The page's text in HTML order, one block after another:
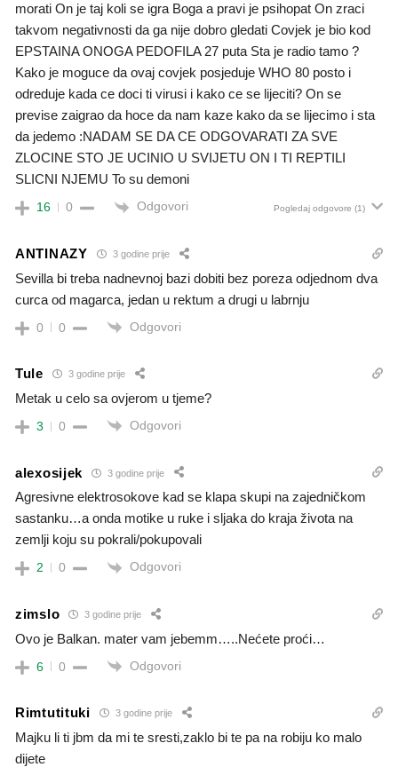
morati On je taj koli se igra Boga a pravi je psihopat On zraci
takvom negativnosti da ga nije dobro gledati Covjek je bio kod
EPSTAINA ONOGA PEDOFILA 27 puta Sta je radio tamo ?
Kako je moguce da ovaj covjek posjeduje WHO 80 posto i
odreduje kada ce doci ti virusi i kako ce se lijeciti? On se
previse zaigrao da hoce da nam kaze kako da se lijecimo i sta
da jedemo :NADAM SE DA CE ODGOVARATI ZA SVE
ZLOCINE STO JE UCINIO U SVIJETU ON I TI REPTILI
SLICNI NJEMU To su demoni
16 0 Odgovori Pogledaj odgovore (1)
ANTINAZY 3 godine prije
Sevilla bi treba nadnevnoj bazi dobiti bez poreza odjednom dva
curca od magarca, jedan u rektum a drugi u labrnju
0 0 Odgovori
Tule 3 godine prije
Metak u celo sa ovjerom u tjeme?
3 0 Odgovori
alexosijek 3 godine prije
Agresivne elektrosokove kad se klapa skupi na zajedničkom
sastanku…a onda motike u ruke i sljaka do kraja života na
zemlji koju su pokrali/pokupovali
2 0 Odgovori
zimslo 3 godine prije
Ovo je Balkan. mater vam jebemm…..Nećete proći…
6 0 Odgovori
Rimtutituki 3 godine prije
Majku li ti jbm da mi te sresti,zaklo bi te pa na robiju ko malo
dijete